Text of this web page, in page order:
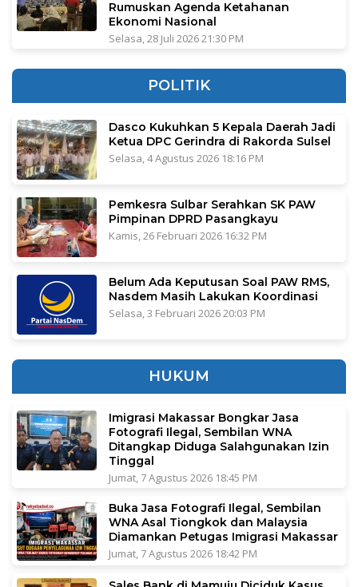
Rumuskan Agenda Ketahanan
Ekonomi Nasional
Selasa, 28 Juli 2026 21:30 PM
POLITIK
Dasco Kukuhkan 5 Kepala Daerah Jadi
Ketua DPC Gerindra di Rakorda Sulsel
Selasa, 4 Agustus 2026 18:16 PM
Pemkesra Sulbar Serahkan SK PAW
Pimpinan DPRD Pasangkayu
Kamis, 26 Februari 2026 16:32 PM
Belum Ada Keputusan Soal PAW RMS,
Nasdem Masih Lakukan Koordinasi
Selasa, 3 Februari 2026 20:03 PM
HUKUM
Imigrasi Makassar Bongkar Jasa
Fotografi Ilegal, Sembilan WNA
Ditangkap Diduga Salahgunakan Izin
Tinggal
Jumat, 7 Agustus 2026 18:45 PM
Buka Jasa Fotografi Ilegal, Sembilan
WNA Asal Tiongkok dan Malaysia
Diamankan Petugas Imigrasi Makassar
Jumat, 7 Agustus 2026 18:42 PM